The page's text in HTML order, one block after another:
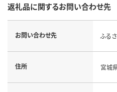
返礼品に関するお問い合わせ先
お問い合わせ先 ふる
住所 宮城